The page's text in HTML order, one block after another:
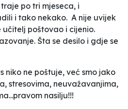
po tri mjeseca, i
i tako nekako. A nije uvijek
poštovao i cijenio.
Šta se desilo i gdje se
niko ne poštuje, već smo jako
stresovima, neuvažavanjima,
nasilju!!!